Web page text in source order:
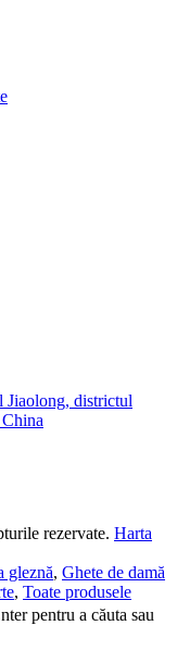
Jiaolong, districtul
rezervate. Harta
gleznă, Ghete de damă
, Toate produsele
pentru a căuta sau